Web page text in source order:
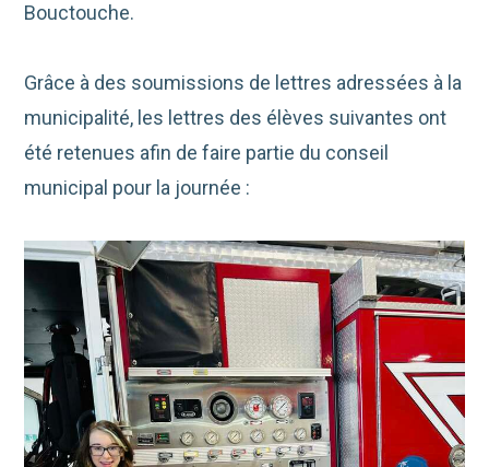
Bouctouche.
Grâce à des soumissions de lettres adressées à la
municipalité, les lettres des élèves suivantes ont
été retenues afin de faire partie du conseil
municipal pour la journée :